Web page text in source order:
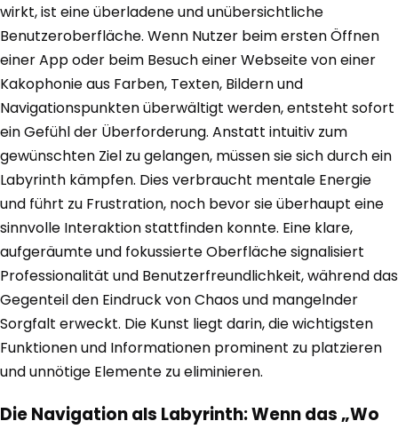
wirkt, ist eine überladene und unübersichtliche
Benutzeroberfläche. Wenn Nutzer beim ersten Öffnen
einer App oder beim Besuch einer Webseite von einer
Kakophonie aus Farben, Texten, Bildern und
Navigationspunkten überwältigt werden, entsteht sofort
ein Gefühl der Überforderung. Anstatt intuitiv zum
gewünschten Ziel zu gelangen, müssen sie sich durch ein
Labyrinth kämpfen. Dies verbraucht mentale Energie
und führt zu Frustration, noch bevor sie überhaupt eine
sinnvolle Interaktion stattfinden konnte. Eine klare,
aufgeräumte und fokussierte Oberfläche signalisiert
Professionalität und Benutzerfreundlichkeit, während das
Gegenteil den Eindruck von Chaos und mangelnder
Sorgfalt erweckt. Die Kunst liegt darin, die wichtigsten
Funktionen und Informationen prominent zu platzieren
und unnötige Elemente zu eliminieren.
Die Navigation als Labyrinth: Wenn das „Wo